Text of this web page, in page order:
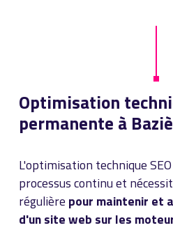
Optimisation
permanente à
L'optimisation technique
processus continu et
régulière pour maintenir et
d'un site web sur les